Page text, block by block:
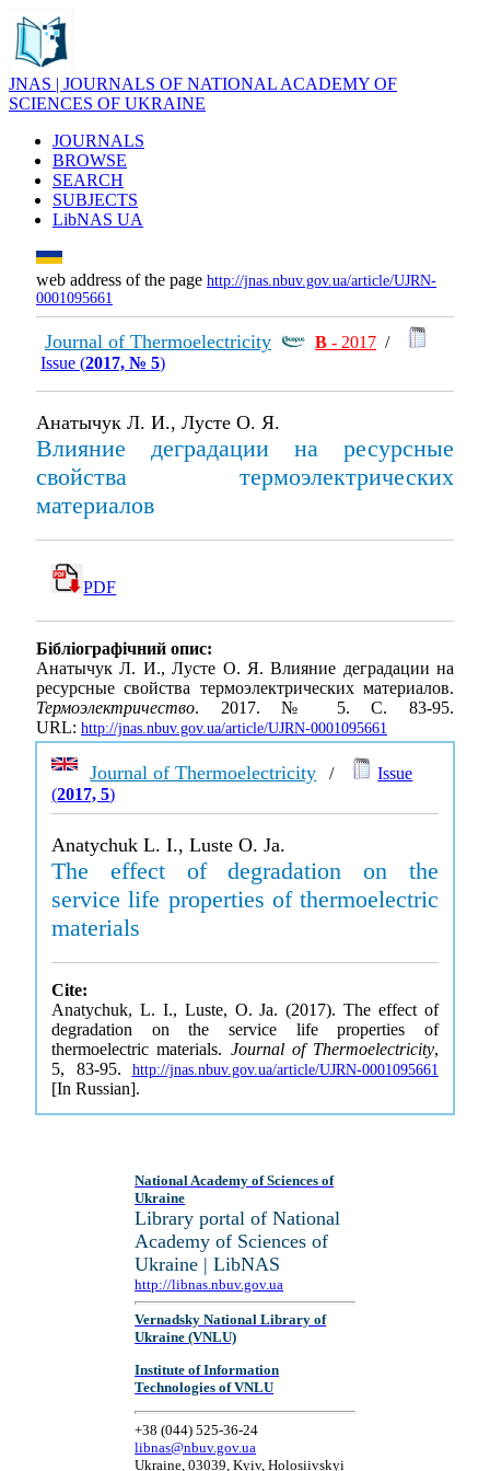
JNAS | JOURNALS OF NATIONAL ACADEMY OF
SCIENCES OF UKRAINE
JOURNALS
BROWSE
SEARCH
SUBJECTS
LibNAS UA
web address of the page http://jnas.nbuv.gov.ua/article/UJRN-
0001095661
Journal of Thermoelectricity В - 2017 /
Issue (2017, № 5)
Анатычук Л. И., Лусте О. Я.
Влияние деградации на ресурсные
свойства термоэлектрических
материалов
PDF
Бібліографічний опис:
Анатычук Л. И., Лусте О. Я. Влияние деградации на
ресурсные свойства термоэлектрических материалов.
Термоэлектричество. 2017. № 5. С. 83-95.
URL: http://jnas.nbuv.gov.ua/article/UJRN-0001095661
Journal of Thermoelectricity /
Issue
(2017, 5)
Anatychuk L. I., Luste O. Ja.
The effect of degradation on the
service life properties of thermoelectric
materials
Cite:
Anatychuk, L. I., Luste, O. Ja. (2017). The effect of
degradation on the service life properties of
thermoelectric materials. Journal of Thermoelectricity,
5, 83-95. http://jnas.nbuv.gov.ua/article/UJRN-0001095661
[In Russian].
National Academy of Sciences of
Ukraine
Library portal of National
Academy of Sciences of
Ukraine | LibNAS
http://libnas.nbuv.gov.ua
Vernadsky National Library of
Ukraine (VNLU)
Institute of Information
Technologies of VNLU
+38 (044) 525-36-24
libnas@nbuv.gov.ua
Ukraine, 03039, Kyiv, Holosiivskyi